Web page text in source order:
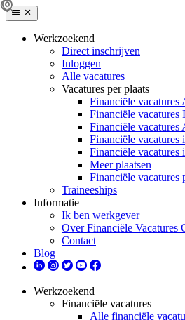
Werkzoekend
Direct inschrijven
Inloggen
Alle vacatures
Vacatures per plaats
Financiële vacatures
Financiële vacatures
Financiële vacatures
Financiële vacatures
Financiële vacatures
Meer plaatsen
Financiële vacatures
Traineeships
Informatie
Ik ben werkgever
Over Financiële Vacatures
Contact
Blog
Werkzoekend
Financiële vacatures
Alle financiële